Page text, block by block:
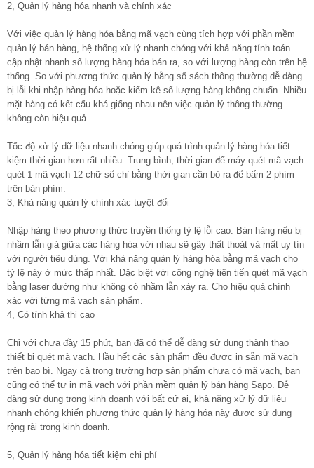
2, Quản lý hàng hóa nhanh và chính xác
Với việc quản lý hàng hóa bằng mã vạch cùng tích hợp với phần mềm
quản lý bán hàng, hệ thống xử lý nhanh chóng với khả năng tính toán
cập nhật nhanh số lượng hàng hóa bán ra, so với lượng hàng còn trên hệ
thống. So với phương thức quản lý bằng sổ sách thông thường dễ dàng
bị lỗi khi nhập hàng hóa hoặc kiểm kê số lượng hàng không chuẩn. Nhiều
mặt hàng có kết cấu khá giống nhau nên việc quản lý thông thường
không còn hiệu quả.
Tốc độ xử lý dữ liệu nhanh chóng giúp quá trình quản lý hàng hóa tiết
kiệm thời gian hơn rất nhiều. Trung bình, thời gian để máy quét mã vạch
quét 1 mã vạch 12 chữ số chỉ bằng thời gian cần bỏ ra để bấm 2 phím
trên bàn phím.
3, Khả năng quản lý chính xác tuyệt đối
Nhập hàng theo phương thức truyền thống tỷ lệ lỗi cao. Bán hàng nếu bị
nhầm lẫn giá giữa các hàng hóa với nhau sẽ gây thất thoát và mất uy tín
với người tiêu dùng. Với khả năng quản lý hàng hóa bằng mã vạch cho
tỷ lệ này ở mức thấp nhất. Đặc biệt với công nghệ tiên tiến quét mã vạch
bằng laser dường như không có nhầm lẫn xảy ra. Cho hiệu quả chính
xác với từng mã vạch sản phẩm.
4, Có tính khả thi cao
Chỉ với chưa đầy 15 phút, bạn đã có thể dễ dàng sử dụng thành thạo
thiết bị quét mã vạch. Hầu hết các sản phẩm đều được in sẵn mã vạch
trên bao bì. Ngay cả trong trường hợp sản phẩm chưa có mã vạch, bạn
cũng có thể tự in mã vạch với phần mềm quản lý bán hàng Sapo. Dễ
dàng sử dụng trong kinh doanh với bất cứ ai, khả năng xử lý dữ liệu
nhanh chóng khiến phương thức quản lý hàng hóa này được sử dụng
rộng rãi trong kinh doanh.
5, Quản lý hàng hóa tiết kiệm chi phí